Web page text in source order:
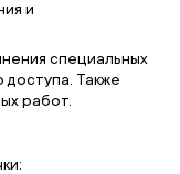
и
специальных
доступа. Также
работ.